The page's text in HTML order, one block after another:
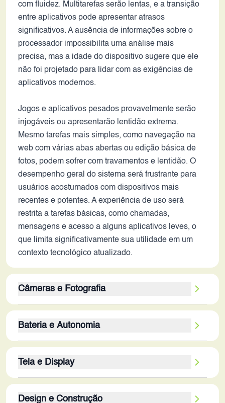
com fluidez. Multitarefas serão lentas, e a transição
entre aplicativos pode apresentar atrasos
significativos. A ausência de informações sobre o
processador impossibilita uma análise mais
precisa, mas a idade do dispositivo sugere que ele
não foi projetado para lidar com as exigências de
aplicativos modernos.
Jogos e aplicativos pesados provavelmente serão
injogáveis ou apresentarão lentidão extrema.
Mesmo tarefas mais simples, como navegação na
web com várias abas abertas ou edição básica de
fotos, podem sofrer com travamentos e lentidão. O
desempenho geral do sistema será frustrante para
usuários acostumados com dispositivos mais
recentes e potentes. A experiência de uso será
restrita a tarefas básicas, como chamadas,
mensagens e acesso a alguns aplicativos leves, o
que limita significativamente sua utilidade em um
contexto tecnológico atualizado.
Câmeras e Fotografia
1.2MP oferecem capacidades fotográficas básicas.
A qualidade de imagem é limitada, especialmente
ausência de recursos avançados, como
estabilização óptica de imagem (OIS) e modos de
captura modernos. A falta de informações sobre a
Bateria e Autonomia
fracos deste dispositivo. A capacidade é
consideravelmente menor do que as baterias
Tela e Display
1280 px oferece uma experiência visual limitada,
Design e Construção